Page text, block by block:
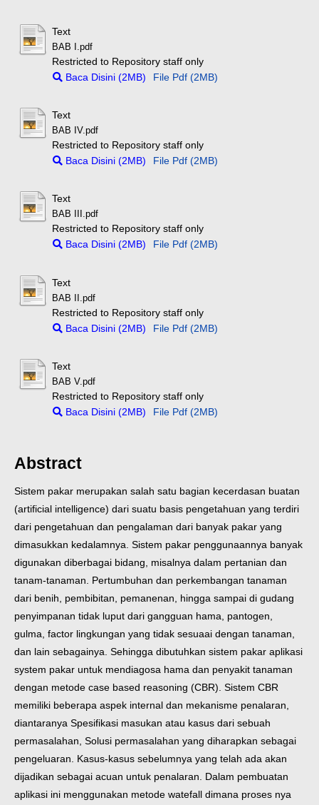
Text
BAB I.pdf
Restricted to Repository staff only
Baca Disini (2MB)
File Pdf (2MB)
Text
BAB IV.pdf
Restricted to Repository staff only
Baca Disini (2MB)
File Pdf (2MB)
Text
BAB III.pdf
Restricted to Repository staff only
Baca Disini (2MB)
File Pdf (2MB)
Text
BAB II.pdf
Restricted to Repository staff only
Baca Disini (2MB)
File Pdf (2MB)
Text
BAB V.pdf
Restricted to Repository staff only
Baca Disini (2MB)
File Pdf (2MB)
Abstract
Sistem pakar merupakan salah satu bagian kecerdasan buatan
(artificial intelligence) dari suatu basis pengetahuan yang terdiri
dari pengetahuan dan pengalaman dari banyak pakar yang
dimasukkan kedalamnya. Sistem pakar penggunaannya banyak
digunakan diberbagai bidang, misalnya dalam pertanian dan
tanam-tanaman. Pertumbuhan dan perkembangan tanaman
dari benih, pembibitan, pemanenan, hingga sampai di gudang
penyimpanan tidak luput dari gangguan hama, pantogen,
gulma, factor lingkungan yang tidak sesuaai dengan tanaman,
dan lain sebagainya. Sehingga dibutuhkan sistem pakar aplikasi
system pakar untuk mendiagosa hama dan penyakit tanaman
dengan metode case based reasoning (CBR). Sistem CBR
memiliki beberapa aspek internal dan mekanisme penalaran,
diantaranya Spesifikasi masukan atau kasus dari sebuah
permasalahan, Solusi permasalahan yang diharapkan sebagai
pengeluaran. Kasus-kasus sebelumnya yang telah ada akan
dijadikan sebagai acuan untuk penalaran. Dalam pembuatan
aplikasi ini menggunakan metode watefall dimana proses nya